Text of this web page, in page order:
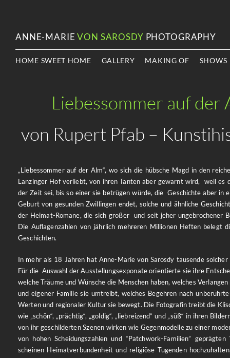
ANNE-MARIEVON SAROSDY PHOTOGRAPHY
HOME SWEET HOME GALLERY MAKING OF SHOWS
Liebessommer auf der
von Rupert Pfab –
„Liebessommer auf der Alm“, wo sich die hübsche Magd in den
Lanzinger Hof verliebt, von ihren Tanten aber gewarnt wird, weil es
der Zeit sei, bis so einer sie betrügen würde, die Geschichte aber in
Geburt von gesunden Zwillingen endet, solche und ähnliche
der Heimat-Romane, die sich großer und seit jeher ungebrochener
Die Auflagenzahlen von jährlich mehreren Millionen Heften belegt
Geschichten.
In mehr als 18 Jahren hat Anne-Marie von Sarosdy tausende
Für die Auswahl der Ausstellungsexponate orientierte sie ihre
welche Träume und Wünsche die Menschen haben, welches
und eigener Familie sie umtreibt, welches Begehren nach
Werten und regionaler Kultur sie bewegt. Die Fotografin treibt die
wie „schön“, „prächtig“, „goldig“, „liebreizend“ und „süß“ in ihren
von ihr geschilderten Szenen wirken wie Gegenmodelle zu einer
von hohen Scheidungszahlen und “Patchwork-Familien”
scheinen Heimatverbundenheit und religiöse Tugenden